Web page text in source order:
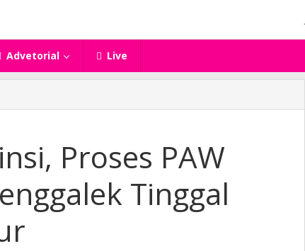
Advetorial Live
Proses PAW
Tinggal